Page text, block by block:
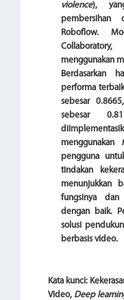
violence),
pembersihan
Roboflow.
menggunakan
Berdasarkan
performa
sebesar
sebesar
menggunakan
pengguna
tindakan
menunjukkan
fungsinya
dengan baik.
solusi
berbasis video.
Kata kunci:
Video, Deep